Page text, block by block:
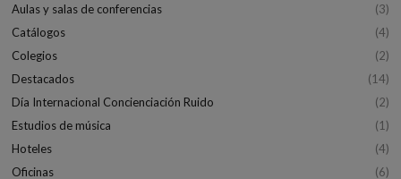
Aulas y salas de conferencias
(3)
Catálogos
(4)
Colegios
(2)
Destacados
(14)
Día Internacional Concienciación Ruido
(2)
Estudios de música
(1)
Hoteles
(4)
Oficinas
(6)